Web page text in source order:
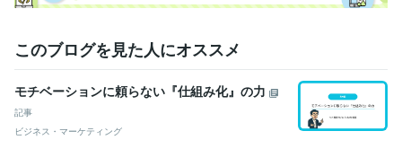
このブログを見た人にオススメ
モチベーションに頼らない『仕組み化』の力
記事
ビジネス・マーケティング